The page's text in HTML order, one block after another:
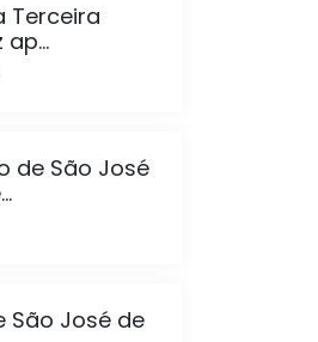
Terceira
de São José
São José de